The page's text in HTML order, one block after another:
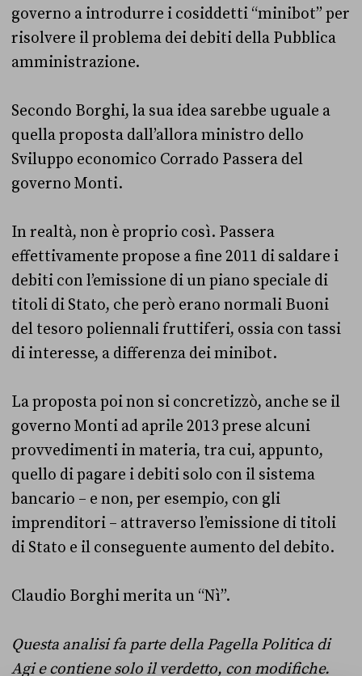
governo a introdurre i cosiddetti “minibot” per
risolvere il problema dei debiti della Pubblica
amministrazione.
Secondo Borghi, la sua idea sarebbe uguale a
quella proposta dall’allora ministro dello
Sviluppo economico Corrado Passera del
governo Monti.
In realtà, non è proprio così. Passera
effettivamente propose a fine 2011 di saldare i
debiti con l’emissione di un piano speciale di
titoli di Stato, che però erano normali Buoni
del tesoro poliennali fruttiferi, ossia con tassi
di interesse, a differenza dei minibot.
La proposta poi non si concretizzò, anche se il
governo Monti ad aprile 2013 prese alcuni
provvedimenti in materia, tra cui, appunto,
quello di pagare i debiti solo con il sistema
bancario – e non, per esempio, con gli
imprenditori – attraverso l’emissione di titoli
di Stato e il conseguente aumento del debito.
Claudio Borghi merita un “Nì”.
Questa analisi fa parte della Pagella Politica di
Agi e contiene solo il verdetto, con modifiche.